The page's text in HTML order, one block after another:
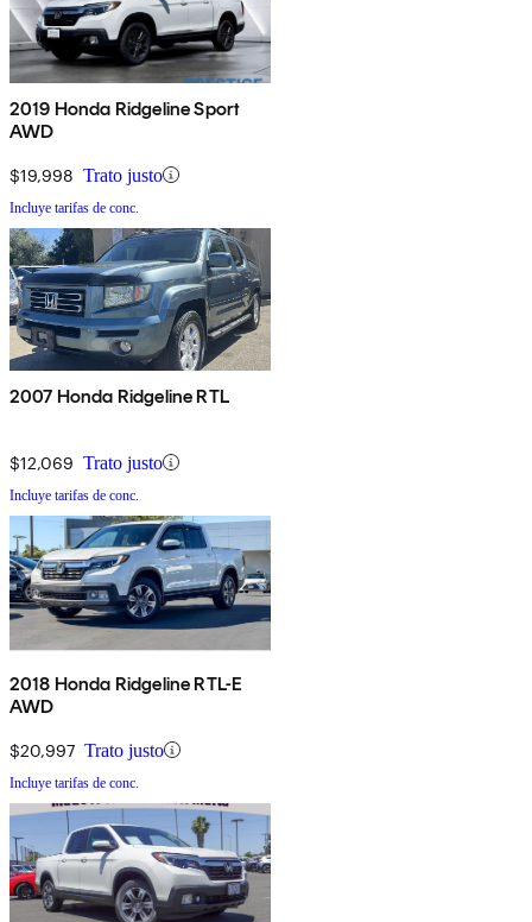
2019 Honda Ridgeline Sport
AWD
$19,998 Trato justo
Incluye tarifas de conc.
2007 Honda Ridgeline RTL
$12,069 Trato justo
Incluye tarifas de conc.
2018 Honda Ridgeline RTL-E
AWD
$20,997 Trato justo
Incluye tarifas de conc.